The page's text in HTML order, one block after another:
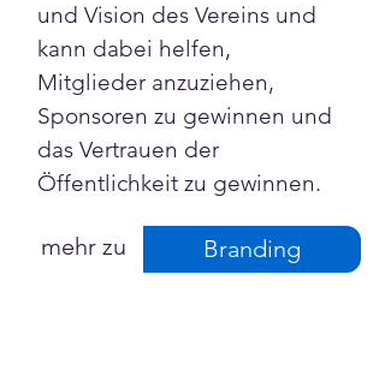
und Vision des Vereins und
kann dabei helfen,
Mitglieder anzuziehen,
Sponsoren zu gewinnen und
das Vertrauen der
Öffentlichkeit zu gewinnen.
mehr zu Branding